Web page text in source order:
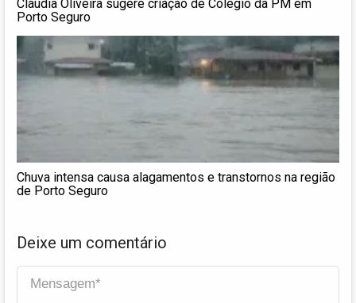
Cláudia Oliveira sugere criação de Colégio da PM em
Porto Seguro
Chuva intensa causa alagamentos e transtornos na região
de Porto Seguro
Deixe um comentário